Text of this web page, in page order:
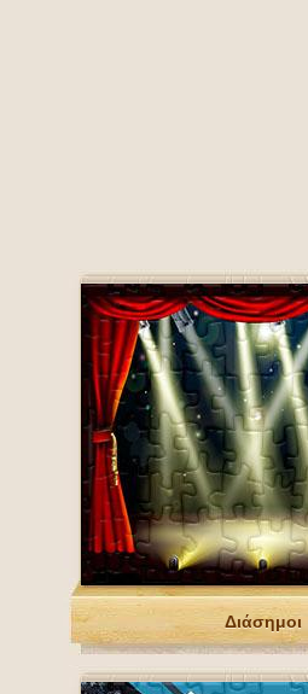
Διάσημοι